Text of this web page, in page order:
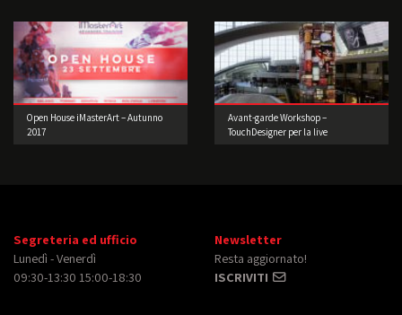
Open House iMasterArt – Autunno
2017
Avant-garde Workshop –
TouchDesigner per la live
Segreteria ed ufficio
Lunedì - Venerdì
09:30-13:30 15:00-18:30
Newsletter
Resta aggiornato!
ISCRIVITI